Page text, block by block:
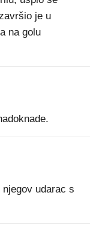
je u
na golu
udarac s